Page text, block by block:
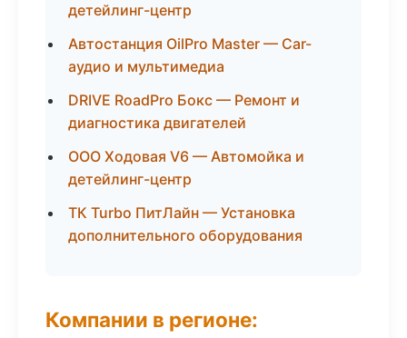
детейлинг-центр
Автостанция OilPro Master — Car-
аудио и мультимедиа
DRIVE RoadPro Бокс — Ремонт и
диагностика двигателей
ООО Ходовая V6 — Автомойка и
детейлинг-центр
ТК Turbo ПитЛайн — Установка
дополнительного оборудования
Компании в регионе: